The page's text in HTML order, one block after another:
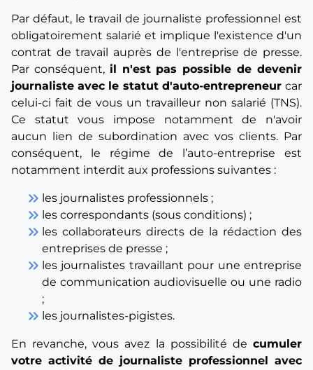
Par défaut, le travail de journaliste professionnel est
obligatoirement salarié et implique l'existence d'un
contrat de travail auprès de l'entreprise de presse.
Par conséquent, il n'est pas possible de devenir
journaliste avec le statut d'auto-entrepreneur car
celui-ci fait de vous un travailleur non salarié (TNS).
Ce statut vous impose notamment de n'avoir
aucun lien de subordination avec vos clients. Par
conséquent, le régime de l’auto-entreprise est
notamment interdit aux professions suivantes :
keyboard_double_arrow_right les journalistes professionnels ;
keyboard_double_arrow_right les correspondants (sous conditions) ;
keyboard_double_arrow_right les collaborateurs directs de la rédaction des
entreprises de presse ;
keyboard_double_arrow_right les journalistes travaillant pour une entreprise
de communication audiovisuelle ou une radio
;
keyboard_double_arrow_right les journalistes-pigistes.
En revanche, vous avez la possibilité de cumuler
votre activité de journaliste professionnel avec